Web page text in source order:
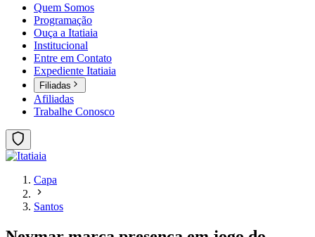
Quem Somos
Programação
Ouça a Itatiaia
Institucional
Entre em Contato
Expediente Itatiaia
Filiadas
Afiliadas
Trabalhe Conosco
Capa
Santos